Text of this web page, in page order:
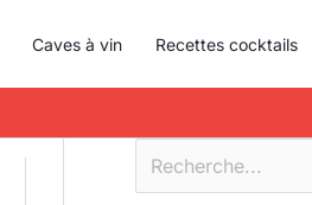
Caves à vin Recettes cocktails
c
h